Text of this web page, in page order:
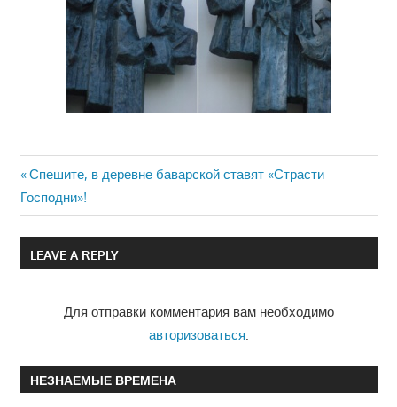
Навигация
по
записям
Previous
Post:
Спешите, в деревне баварской ставят «Страсти
Господни»!
LEAVE A REPLY
Для отправки комментария вам необходимо
авторизоваться
НЕЗНАЕМЫЕ ВРЕМЕНА